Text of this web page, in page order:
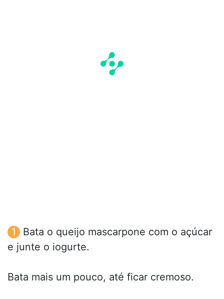
Bata o queijo mascarpone com o açúcar
e junte o iogurte.
Bata mais um pouco, até ficar cremoso.